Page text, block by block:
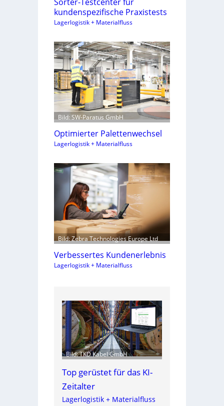
kundenspezifische Praxistests
Lagerlogistik + Materialfluss
Bild: SW-Paratus GmbH
Optimierter Palettenwechsel
Lagerlogistik + Materialfluss
Bild: Zebra Technologies Europe Ltd
Verbessertes Kundenerlebnis
Lagerlogistik + Materialfluss
Bild: TKD Kabel GmbH
Top gerüstet für das KI-
Zeitalter
Lagerlogistik + Materialfluss